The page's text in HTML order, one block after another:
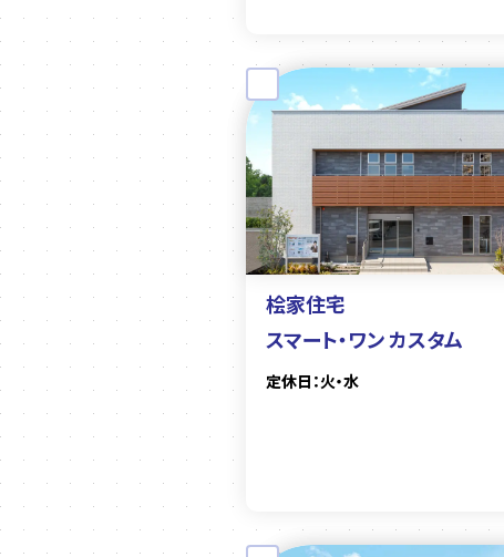
桧家住宅
スマート・ワン カスタム
定休日：火・水